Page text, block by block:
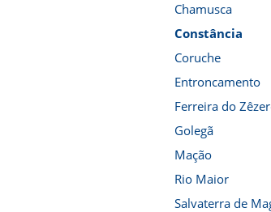
Chamusca
Constância
Coruche
Entroncamento
Ferreira do
Golegã
Mação
Rio Maior
Salvaterra de